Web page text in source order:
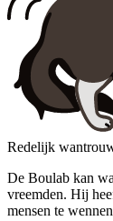
Redelijk
De Boulab kan
vreemden. Hij
mensen te